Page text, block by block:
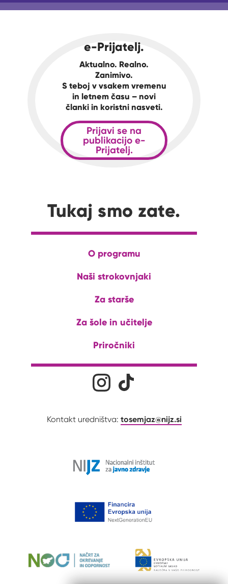
e-Prijatelj.
Aktualno. Realno.
Zanimivo.
S teboj v vsakem vremenu
in letnem času – novi
članki in koristni nasveti.
Prijavi se na
publikacijo e-
Prijatelj.
Tukaj smo zate.
O programu
Naši strokovnjaki
Za starše
Za šole in učitelje
Priročniki
Družabna omrežja
Kontakt uredništva: tosemjaz@nijz.si